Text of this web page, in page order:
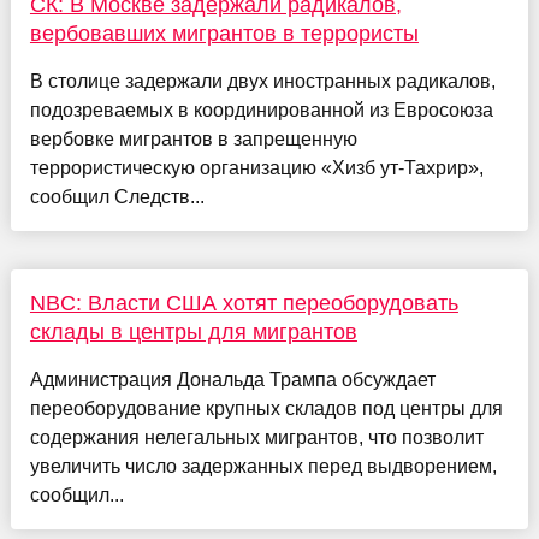
СК: В Москве задержали радикалов,
вербовавших мигрантов в террористы
В столице задержали двух иностранных радикалов,
подозреваемых в координированной из Евросоюза
вербовке мигрантов в запрещенную
террористическую организацию «Хизб ут-Тахрир»,
сообщил Следств...
NBC: Власти США хотят переоборудовать
склады в центры для мигрантов
Администрация Дональда Трампа обсуждает
переоборудование крупных складов под центры для
содержания нелегальных мигрантов, что позволит
увеличить число задержанных перед выдворением,
сообщил...